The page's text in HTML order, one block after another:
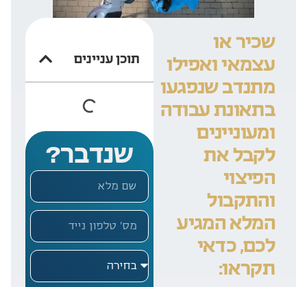
תוכן עניינים
שנדבר?
שכיר או
עצמאי ואפילו
מתנדב שנפגעו
בתאונת עבודה
ומעוניינים
לקבל את
הפיצוי
והתקבול
המלא המגיע
לכם, כדאי
תקראו: